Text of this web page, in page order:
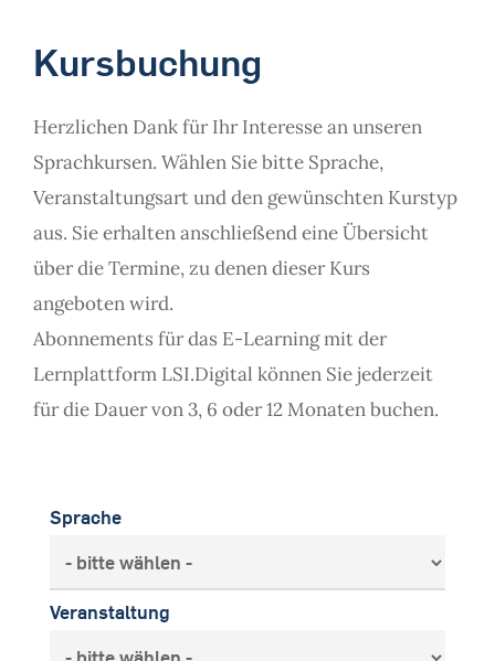
Kursbuchung
Herzlichen Dank für Ihr Interesse an unseren
Sprachkursen. Wählen Sie bitte Sprache,
Veranstaltungsart und den gewünschten Kurstyp
aus. Sie erhalten anschließend eine Übersicht
über die Termine, zu denen dieser Kurs
angeboten wird.
Abonnements für das E-Learning mit der
Lernplattform LSI.Digital können Sie jederzeit
für die Dauer von 3, 6 oder 12 Monaten buchen.
Sprache
Veranstaltung